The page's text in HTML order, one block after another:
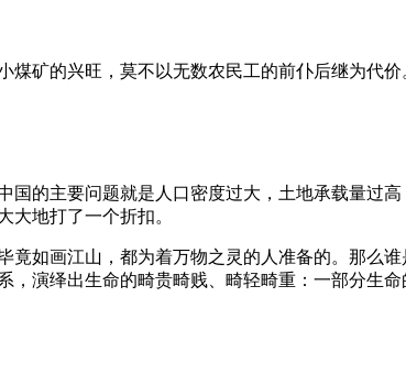
矿的兴旺，莫不以无数农民工的前仆后继为代价
的主要问题就是人口密度过大，土地承载量过
地打了一个折扣。
如画江山，都为着万物之灵的人准备的。那么
演绎出生命的畸贵畸贱、畸轻畸重：一部分生